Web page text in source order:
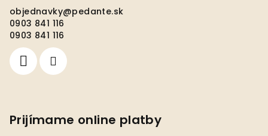
objednavky@pedante.sk
0903 841 116
0903 841 116
Prijímame online platby